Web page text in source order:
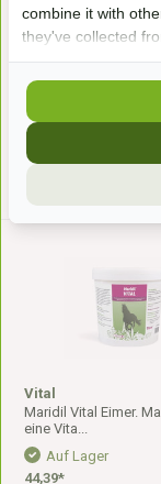
Bergsiegel Agrobs
* Inkl. MwSt. zzgl.
Vital
Maridil Vital Eimer.
eine Vita...
Auf Lager
44,39*
combine it with
they've collected